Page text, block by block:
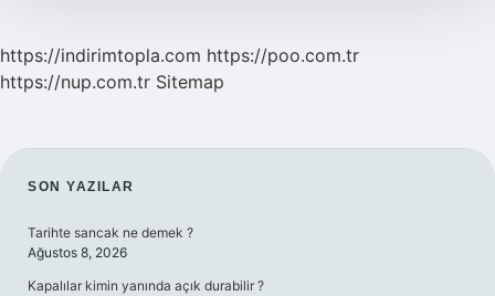
https://indirimtopla.com https://poo.com.tr
https://nup.com.tr Sitemap
SIDEBAR
SON YAZILAR
Tarihte sancak ne demek ?
Ağustos 8, 2026
Kapalılar kimin yanında açık durabilir ?